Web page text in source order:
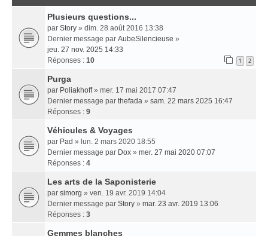
Plusieurs questions...
par Story » dim. 28 août 2016 13:38
Dernier message par AubeSilencieuse »
jeu. 27 nov. 2025 14:33
Réponses : 10 1 2
Purga
par Poliakhoff» mer. 17 mai 2017 07:47
Dernier message par thefada » sam. 22 mars 2025 16:47
Réponses : 9
Véhicules & Voyages
par Pad » lun. 2 mars 2020 18:55
Dernier message par Dox » mer. 27 mai 2020 07:07
Réponses : 4
Les arts de la Saponisterie
par simorg » ven. 19 avr. 2019 14:04
Dernier message par Story » mar. 23 avr. 2019 13:06
Réponses : 3
Gemmes blanches